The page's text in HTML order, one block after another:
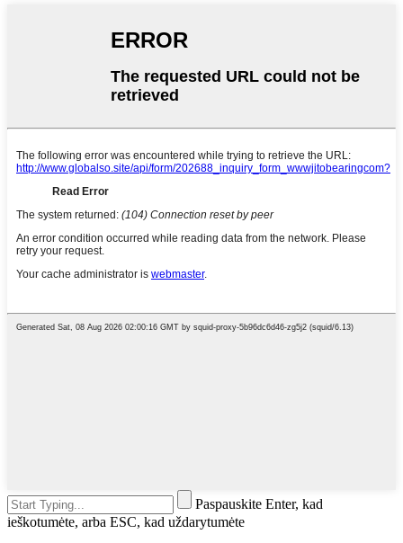
Paspauskite Enter, kad
ieškotumėte, arba ESC, kad uždarytumėte